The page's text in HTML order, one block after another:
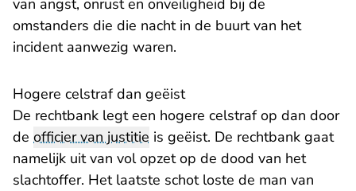
van angst, onrust en onveiligheid bij de
omstanders die die nacht in de buurt van het
incident aanwezig waren.
Hogere celstraf dan geëist
De rechtbank legt een hogere celstraf op dan door
de officier van justitie is geëist. De rechtbank gaat
namelijk uit van vol opzet op de dood van het
slachtoffer. Het laatste schot loste de man van